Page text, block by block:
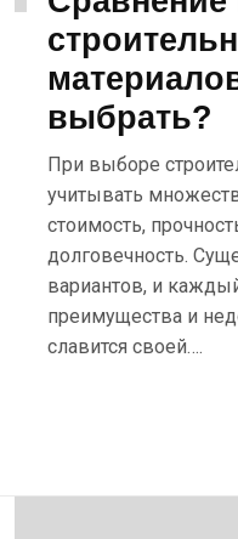
выбрать?
При выборе
учитывать
стоимость,
долговечность.
вариантов, и
преимущества и
славится своей….